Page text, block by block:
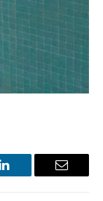
LinkedIn Email